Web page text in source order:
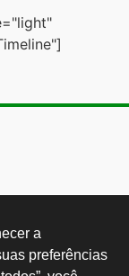
a
preferências